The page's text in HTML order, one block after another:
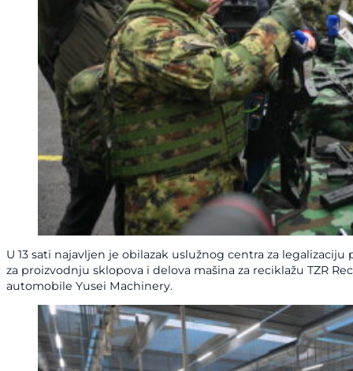
U 13 sati najavljen je obilazak uslužnog centra za
za proizvodnju sklopova i delova mašina za reciklažu TZR
automobile Yusei Machinery.